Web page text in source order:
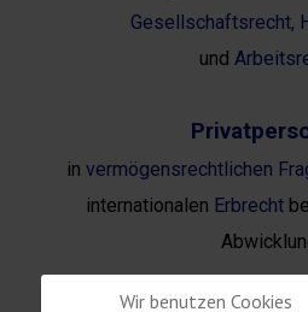
Gesellschaftsrecht,
und
in vermögensrechtlichen
internationalen Erbrecht
Wir benutzen Cookies